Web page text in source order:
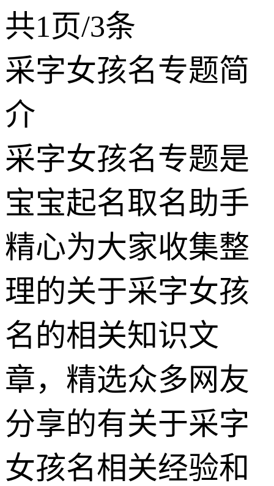
共1页/3条
采字女孩名专题简
介
采字女孩名专题是
宝宝起名取名助手
精心为大家收集整
理的关于采字女孩
名的相关知识文
章，精选众多网友
分享的有关于采字
女孩名相关经验和